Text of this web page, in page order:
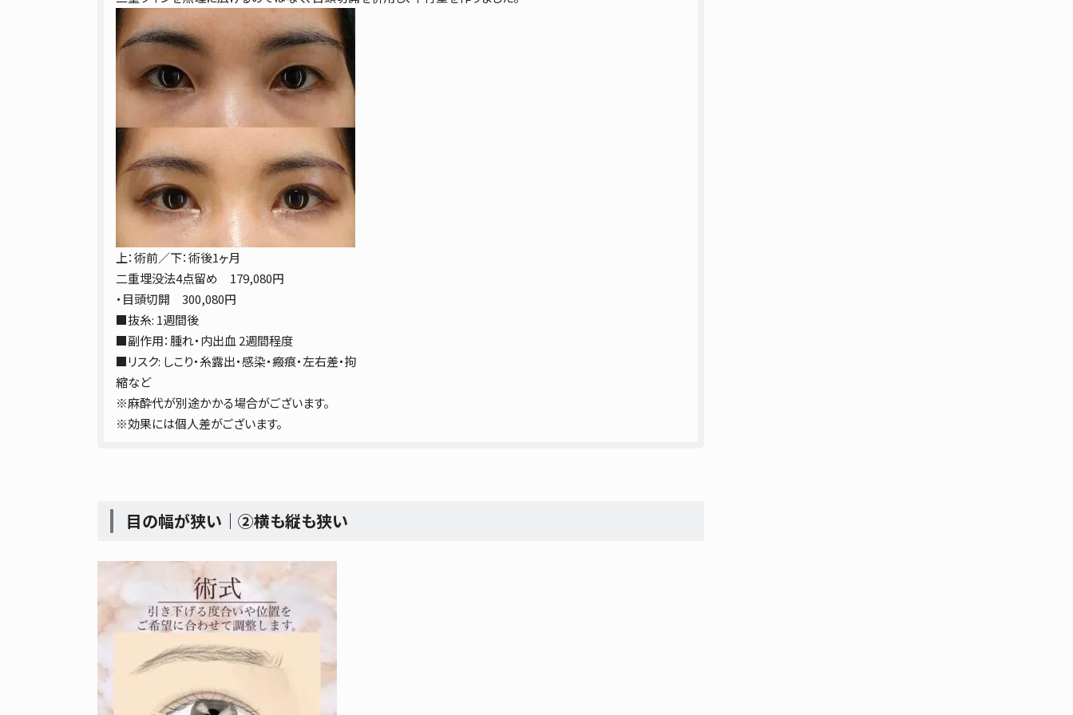
上：術前／下：術後1ヶ月
二重埋没法4点留め 179,080円
・目頭切開 300,080円
■抜糸: 1週間後
■副作用：腫れ・内出血 2週間程度
■リスク: しこり・糸露出・感染・瘢痕・左右差・拘
縮など
※麻酔代が別途かかる場合がございます。
※効果には個人差がございます。
目の幅が狭い｜②横も縦も狭い